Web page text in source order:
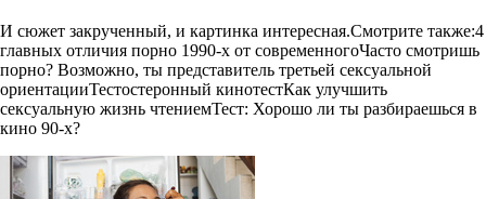
И сюжет закрученный, и картинка интересная.Смотрите также:4
главных отличия порно 1990-х от современногоЧасто смотришь
порно? Возможно, ты представитель третьей сексуальной
ориентацииТестостеронный кинотестКак улучшить
сексуальную жизнь чтениемТест: Хорошо ли ты разбираешься в
кино 90-х?